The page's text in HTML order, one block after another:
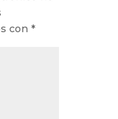
con *